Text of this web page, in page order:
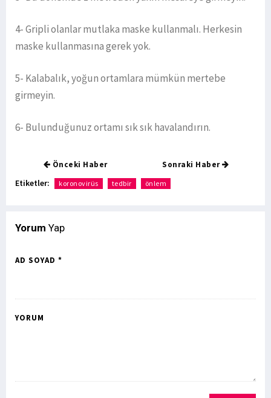
4- Gripli olanlar mutlaka maske kullanmalı. Herkesin
maske kullanmasına gerek yok.
5- Kalabalık, yoğun ortamlara mümkün mertebe
girmeyin.
6- Bulunduğunuz ortamı sık sık havalandırın.
Önceki Haber Sonraki Haber
Etiketler: koronovirüs tedbir önlem
Yorum Yap
AD SOYAD *
YORUM